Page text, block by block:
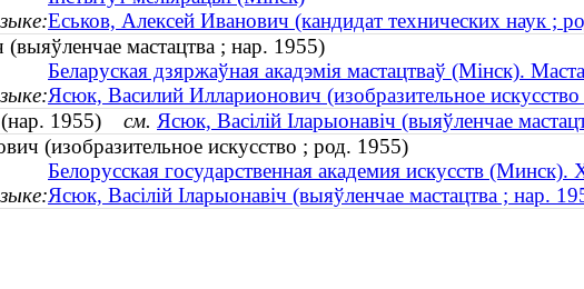
Еськов, Алексей Иванович (кандидат технических наук ;
(выяўленчае мастацтва ; нар. 1955)
Беларуская дзяржаўная акадэмія мастацтваў (Мінск).
Ясюк, Василий Илларионович (изобразительное
(нар. 1955) см. Ясюк, Васілій Іларыонавіч (выяўленчае
(изобразительное искусство ; род. 1955)
Белорусская государственная академия искусств (Минск).
Ясюк, Васілій Іларыонавіч (выяўленчае мастацтва ; нар.